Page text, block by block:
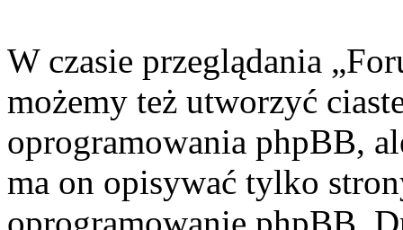
W czasie przeglądania
możemy też utworzyć
oprogramowania phpBB,
ma on opisywać tylko
oprogramowanie phpBB.